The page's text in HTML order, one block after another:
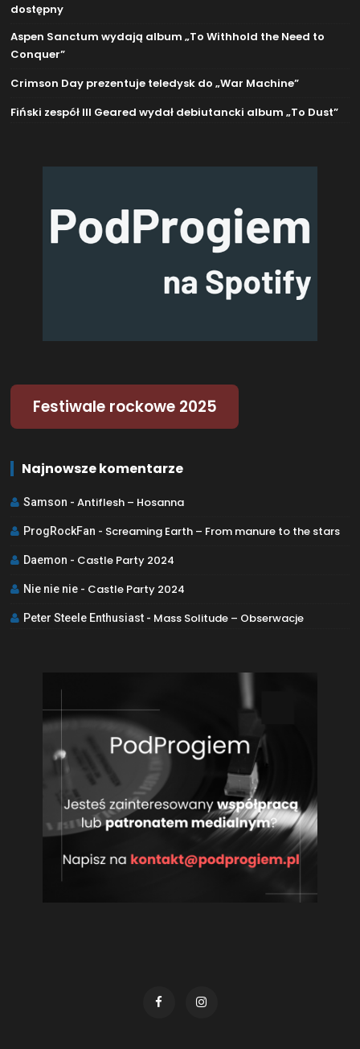
dostępny
Aspen Sanctum wydają album „To Withhold the Need to
Conquer”
Crimson Day prezentuje teledysk do „War Machine”
Fiński zespół Ill Geared wydał debiutancki album „To Dust”
Festiwale rockowe 2025
Najnowsze komentarze
Samson - Antiflesh – Hosanna
ProgRockFan - Screaming Earth – From manure to the stars
Daemon - Castle Party 2024
Nie nie nie - Castle Party 2024
Peter Steele Enthusiast - Mass Solitude – Obserwacje